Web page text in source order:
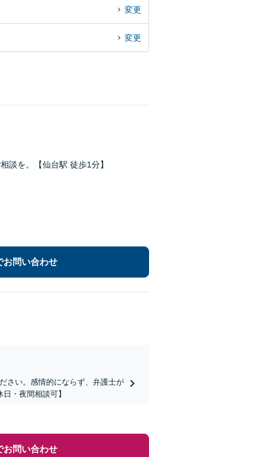
変更
変更
談を。【仙台駅 徒歩1分】
お問い合わせ
さい。感情的にならず、弁護士が
・夜間相談可】
お問い合わせ